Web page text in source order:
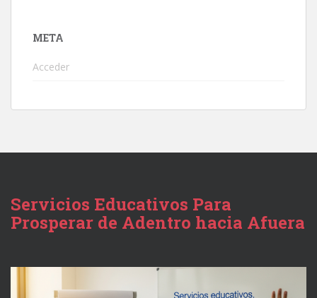
META
Acceder
Servicios Educativos Para
Prosperar de Adentro hacia Afuera